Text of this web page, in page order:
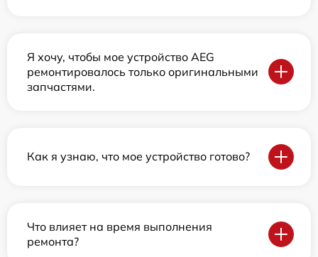
Я хочу, чтобы мое устройство AEG
ремонтировалось только оригинальными
запчастями.
Как я узнаю, что мое устройство готово?
Что влияет на время выполнения
ремонта?